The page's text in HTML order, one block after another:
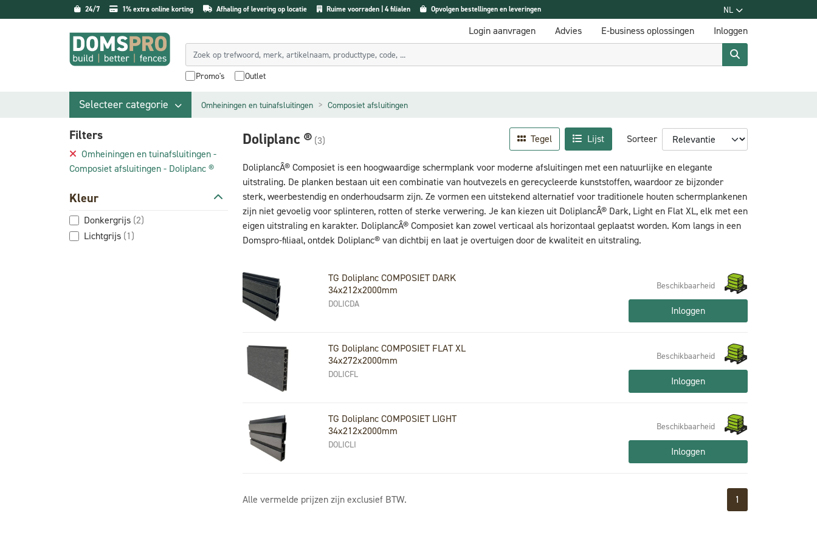
24/7 1% extra online korting Afhaling of levering op locatie Ruime voorraden | 4 filialen Opvolgen bestellingen en leveringen NL
Login aanvragen Advies E-business oplossingen Inloggen
Promo's Outlet
Selecteer categorie Omheiningen en tuinafsluitingen Composiet afsluitingen
Filters
Omheiningen en tuinafsluitingen -
Composiet afsluitingen - Doliplanc ®
Kleur
Donkergrijs (2)
Lichtgrijs (1)
Doliplanc ® (3) Tegel Lijst Sorteer
DoliplancÂ® Composiet is een hoogwaardige schermplank voor moderne afsluitingen met een natuurlijke en elegante
uitstraling. De planken bestaan uit een combinatie van houtvezels en gerecycleerde kunststoffen, waardoor ze bijzonder
sterk, weerbestendig en onderhoudsarm zijn. Ze vormen een uitstekend alternatief voor traditionele houten schermplankenen
zijn niet gevoelig voor splinteren, rotten of sterke verwering. Je kan kiezen uit DoliplancÂ® Dark, Light en Flat XL, elk met een
eigen uitstraling en karakter. DoliplancÂ® Composiet kan zowel verticaal als horizontaal geplaatst worden. Kom langs in een
Domspro-filiaal, ontdek Doliplanc® van dichtbij en laat je overtuigen door de kwaliteit en uitstraling.
TG Doliplanc COMPOSIET DARK
34x212x2000mm
DOLICDA
Beschikbaarheid
Inloggen
TG Doliplanc COMPOSIET FLAT XL
34x272x2000mm
DOLICFL
Beschikbaarheid
Inloggen
TG Doliplanc COMPOSIET LIGHT
34x212x2000mm
DOLICLI
Beschikbaarheid
Inloggen
Alle vermelde prijzen zijn exclusief BTW. 1